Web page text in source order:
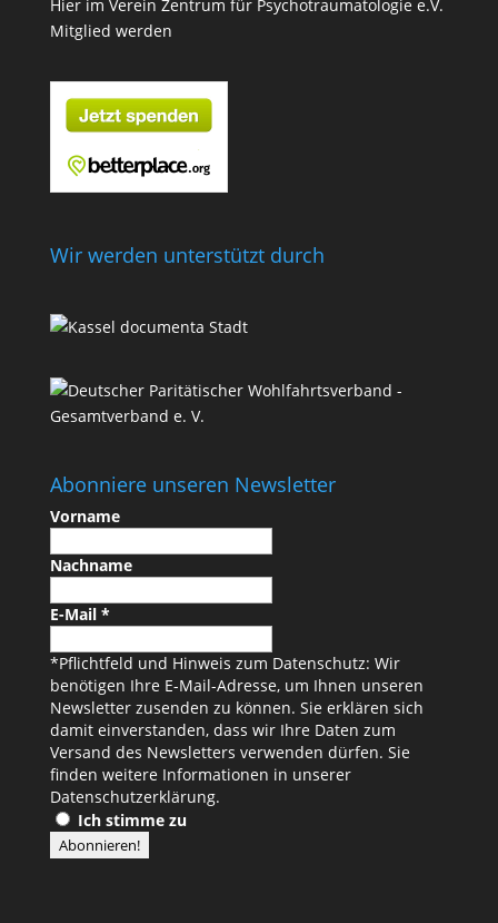
Hier im Verein Zentrum für Psychotraumatologie e.V.
Mitglied werden
Wir werden unterstützt durch
Abonniere unseren Newsletter
Vorname
Nachname
E-Mail *
*Pflichtfeld und Hinweis zum Datenschutz: Wir
benötigen Ihre E-Mail-Adresse, um Ihnen unseren
Newsletter zusenden zu können. Sie erklären sich
damit einverstanden, dass wir Ihre Daten zum
Versand des Newsletters verwenden dürfen. Sie
finden weitere Informationen in unserer
Datenschutzerklärung.
Ich stimme zu